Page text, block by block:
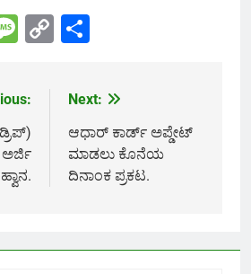
Message
Copy
Next:
ಆಧಾರ್ ಕಾರ್ಡ್ ಅಪ್ಡೇಟ್
ಮಾಡಲು ಕೊನೆಯ
ದಿನಾಂಕ ಪ್ರಕಟ.